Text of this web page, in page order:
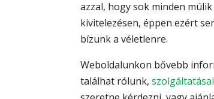
azzal, hogy sok minden múlik
kivitelezésen, éppen ezért
bízunk a véletlenre.
Weboldalunkon bővebb
találhat rólunk,